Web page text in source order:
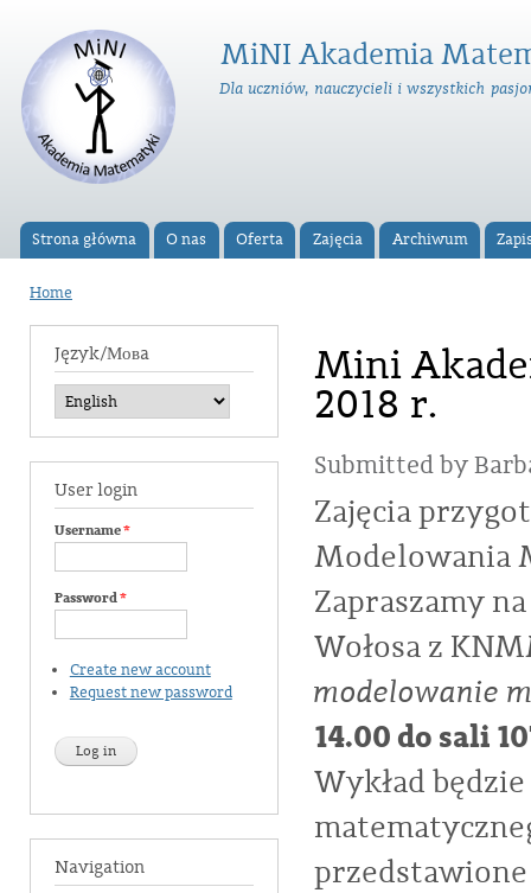
MiNI Akademia
Dla uczniów, nauczycieli i wszystkich
Main menu
Strona główna O nas Oferta Zajęcia Archiwum
Home
Język/Мовa
User login
Username*
Password*
Create new account
Request new password
Navigation
Mini
2018 r.
Submitted by
Zajęcia
Modelowania
Zapraszamy
Wołosa z
modelowanie
14.00 do sali
Wykład